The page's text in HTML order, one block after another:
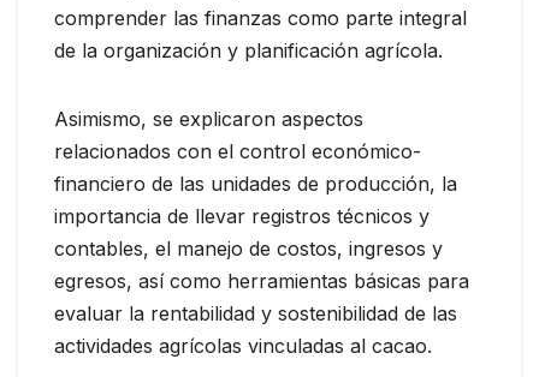
comprender las finanzas como parte integral
de la organización y planificación agrícola.
Asimismo, se explicaron aspectos
relacionados con el control económico-
financiero de las unidades de producción, la
importancia de llevar registros técnicos y
contables, el manejo de costos, ingresos y
egresos, así como herramientas básicas para
evaluar la rentabilidad y sostenibilidad de las
actividades agrícolas vinculadas al cacao.